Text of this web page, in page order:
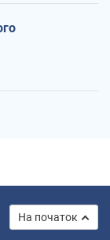
На початок